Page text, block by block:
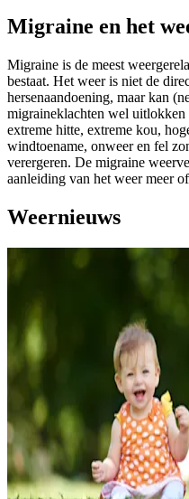
Migraine en het
Migraine is de meest
bestaat. Het weer is niet de
hersenaandoening, maar kan
migraineklachten wel
extreme hitte, extreme kou,
windtoename, onweer en fel
verergeren. De migraine
aanleiding van het weer meer
Weernieuws